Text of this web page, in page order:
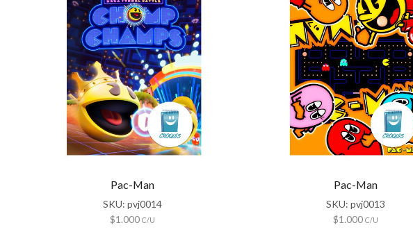
Pac-Man
SKU: pvj0014
$1.000 C/U
Pac-Man
SKU: pvj0013
$1.000 C/U